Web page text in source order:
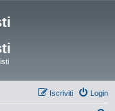
Login
Iscriviti